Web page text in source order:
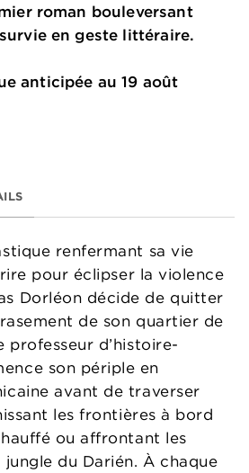
roman bouleversant
en geste littéraire.
anticipée au 19 août
renfermant sa vie
pour éclipser la violence
Dorléon décide de quitter
de son quartier de
professeur d’histoire-
son périple en
avant de traverser
les frontières à bord
ou affrontant les
du Darién. À chaque